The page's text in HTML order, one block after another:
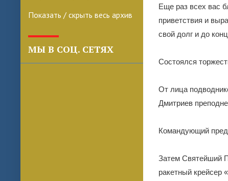
Показать / скрыть весь архив
МЫ В СОЦ. СЕТЯХ
Еще раз всех вас
приветствия и
свой долг и до
Состоялся
От лица
Дмитриев
Командующий
Затем Святейший
ракетный крейсер